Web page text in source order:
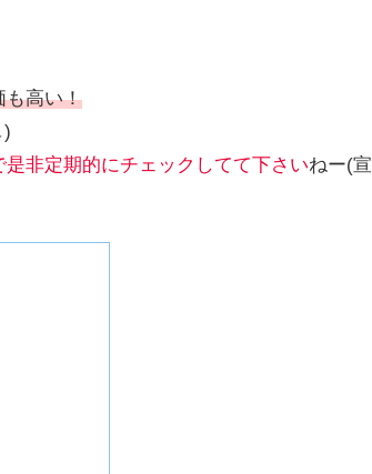
も高い！
非定期的にチェックしてて下さいねー(宣